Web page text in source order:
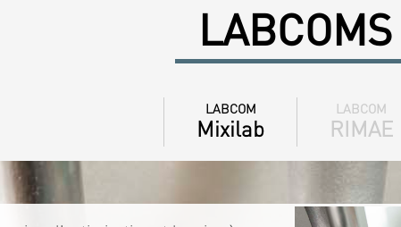
LABCOMS
LABCOM
Mixilab
LABCOM
RIMAE